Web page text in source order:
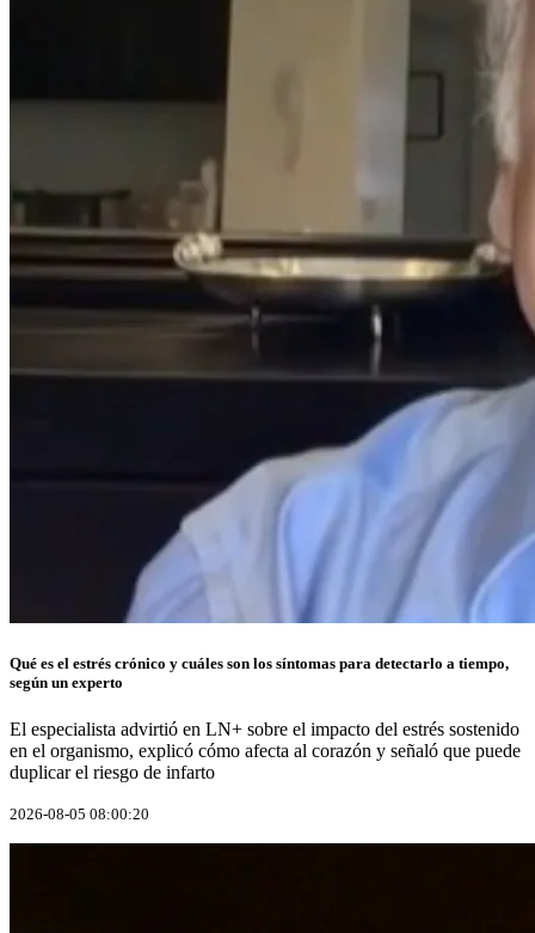
Qué es el estrés crónico y cuáles son los síntomas para detectarlo a tiempo,
según un experto
El especialista advirtió en LN+ sobre el impacto del estrés sostenido
en el organismo, explicó cómo afecta al corazón y señaló que puede
duplicar el riesgo de infarto
2026-08-05 08:00:20